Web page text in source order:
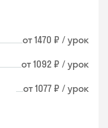
от 1470 ₽ / урок
от 1092 ₽ / урок
от 1077 ₽ / урок